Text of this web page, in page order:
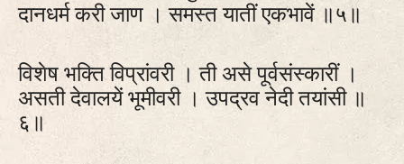
दानधर्म करी जाण । समस्त यातीं एकभावें ॥५॥
विशेष भक्ति विप्रांवरी । ती असे पूर्वसंस्कारीं ।
असती देवालयें भूमीवरी । उपद्रव नेदी तयांसी ॥
६॥